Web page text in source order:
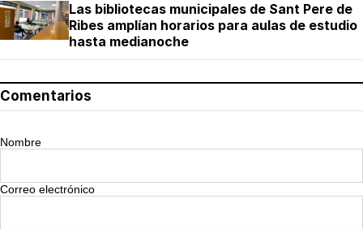
Las bibliotecas municipales de Sant Pere de
Ribes amplían horarios para aulas de estudio
hasta medianoche
Comentarios
Nombre
Correo electrónico